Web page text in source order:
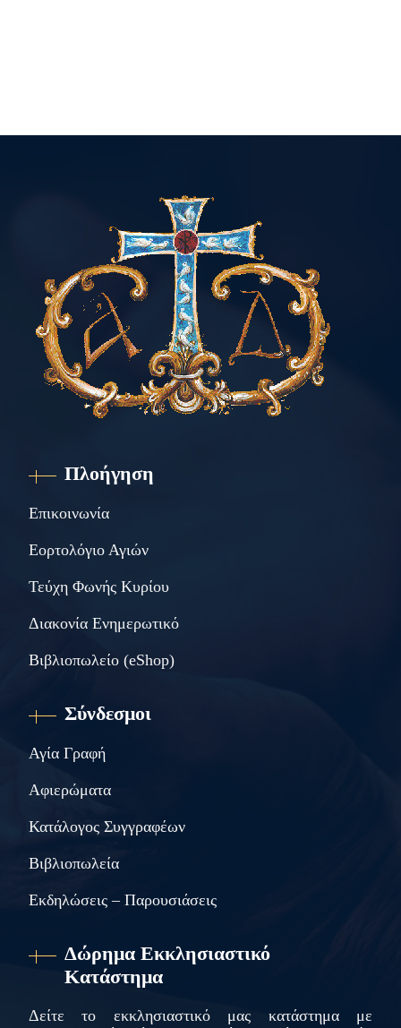
Πλοήγηση
Επικοινωνία
Εορτολόγιο Αγιών
Τεύχη Φωνής Κυρίου
Διακονία Ενημερωτικό
Βιβλιοπωλείο (eShop)
Σύνδεσμοι
Αγία Γραφή
Αφιερώματα
Κατάλογος Συγγραφέων
Βιβλιοπωλεία
Εκδηλώσεις – Παρουσιάσεις
Δώρημα Εκκλησιαστικό
Κατάστημα
Δείτε το εκκλησιαστικό μας κατάστημα με